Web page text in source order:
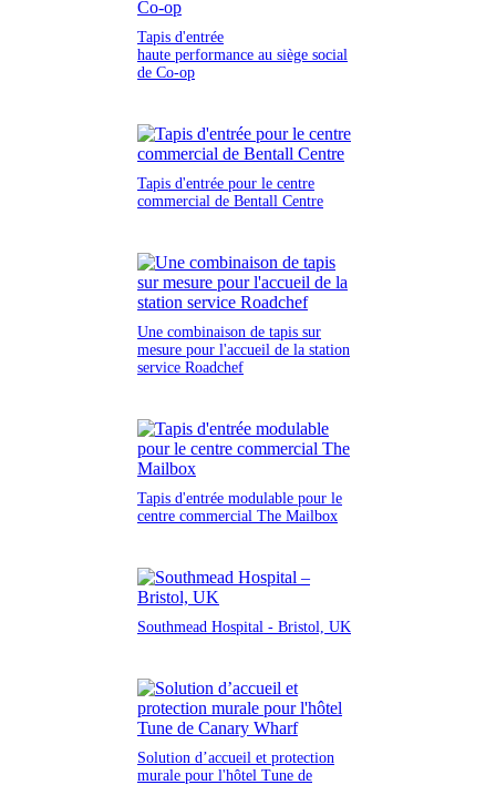
Tapis d'entrée
haute performance au siège social
de Co-op
Tapis d'entrée pour le centre
commercial de Bentall Centre
Une combinaison de tapis sur
mesure pour l'accueil de la station
service Roadchef
Tapis d'entrée modulable pour le
centre commercial The Mailbox
Southmead Hospital - Bristol, UK
Solution d’accueil et protection
murale pour l'hôtel Tune de